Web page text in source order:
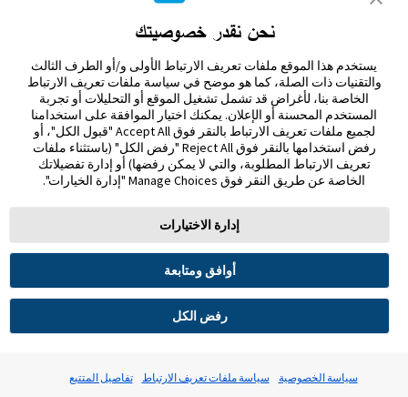
إخلاء المسؤولية والمراجع
خريطة الموقع
شروط الاستخدام سياسة الخصوصية
تفضيلات ملفات تعريف الارتباط
© 2026 أبوت. جميع الحقوق محفوظة. ليبري، وشعار الفراشة، وشكل ومظهر المجس، واللون الأصفر،
والعلامات، و/أو التصاميم ذات الصلة، تُعدّ ملكية فكرية لمجموعة شركات أبوت في مناطق مختلفة.
العلامات التجارية الأخرى مملوكة لأصحابها المعنيين. لا يجوز استخدام أي علامة تجارية، أو اسم
تجاري، أو تصميم تجاري مملوك لشركة أبوت على هذا الموقع دون الحصول على تصريح كتابي مسبق من
شركة أبوت لابوراتوريز، باستثناء تحديد المنتج أو الخدمات التابعة للشركة. تم تصميم هذا الموقع
ADC-122480 v2.0
نحن نقدر خصوصيتك
يستخدم هذا الموقع ملفات تعريف الارتباط الأولى و/أو الطرف الثالث
والتقنيات ذات الصلة، كما هو موضح في سياسة ملفات تعريف الارتباط
الخاصة بنا، لأغراض قد تشمل تشغيل الموقع أو التحليلات أو تجربة
المستخدم المحسنة أو الإعلان. يمكنك اختيار الموافقة على استخدامنا
لجميع ملفات تعريف الارتباط بالنقر فوق Accept All "قبول الكل"، أو
رفض استخدامها بالنقر فوق Reject All "رفض الكل" (باستثناء ملفات
تعريف الارتباط المطلوبة، والتي لا يمكن رفضها) أو إدارة تفضيلاتك
الخاصة عن طريق النقر فوق Manage Choices "إدارة الخيارات".
إدارة الاختيارات
أوافق ومتابعة
رفض الكل
سياسة الخصوصية سياسة ملفات تعريف الارتباط تفاصيل المتتبع